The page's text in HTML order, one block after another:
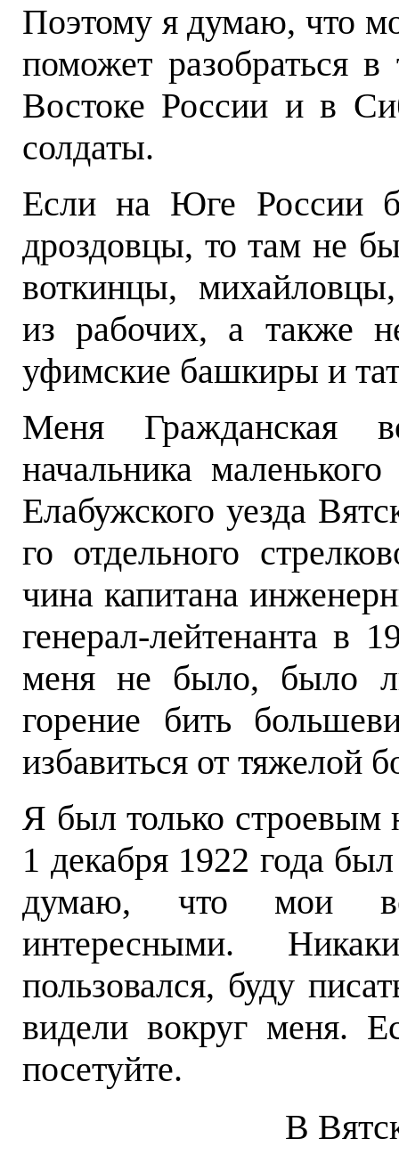
Поэтому я думаю, что
поможет разобраться
Востоке России и в
солдаты.
Если на Юге России
дроздовцы, то там не
воткинцы,
из рабочих, а также
уфимские башкиры и
Меня Гражданская
начальника
Елабужского уезда
го отдельного
чина капитана
генерал-лейтенанта в
меня не было, было
горение бить
избавиться от тяжелой
Я был только строевым
1 декабря 1922 года
думаю, что мои
интересными.
пользовался, буду
видели вокруг меня.
посетуйте.
В